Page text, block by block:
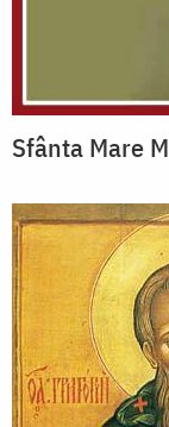
Sfânta Mare